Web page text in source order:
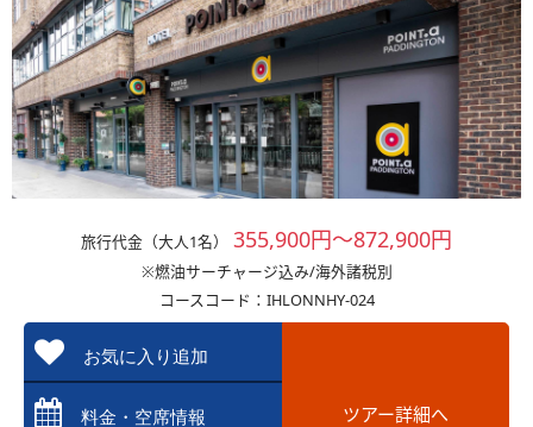
旅行代金（大人1名） 355,900円～872,900円
※燃油サーチャージ込み/海外諸税別
コースコード：IHLONNHY-024
お気に入り追加
料金・空席情報 ツアー詳細へ